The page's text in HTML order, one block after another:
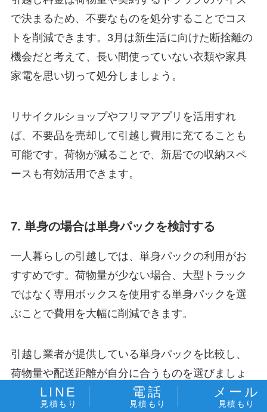
で決まるため、不要なものを処分することでコス
トを削減できます。3月は新生活に向けた断捨離の
機会だと考えて、長い間使っていない衣類や家具
家電を思い切って処分しましょう。
リサイクルショップやフリマアプリを活用すれ
ば、不要品を売却して引越し費用に充てることも
可能です。荷物が減ることで、新居での収納スペ
ースも有効活用できます。
7. 単身の場合は単身パックを検討する
一人暮らしの引越しでは、単身パックの利用がお
すすめです。荷物量が少ない場合、大型トラック
ではなく専用ボックスを使用する単身パックを選
ぶことで費用を大幅に削減できます。
引越し業者が提供している単身パックを比較し、
荷物量や配送距離が自分に合うものを選びましょ
う。荷物が規定量を超える場合は追加料金が発生
LINE
見積もり
電話
見積もり
メール
見積もり